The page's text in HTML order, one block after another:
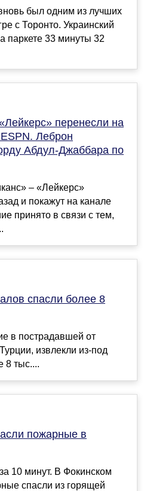
был одним из лучших
с Торонто. Украинский
паркете 33 минуты 32
перенесли на
Леброн
Абдул-Джаббара по
– «Лейкерс»
и покажут на канале
принято в связи с тем,
спасли более 8
в пострадавшей от
извлекли из-под
8 тыс....
пожарные в
10 минут. В Фокинском
спасли из горящей